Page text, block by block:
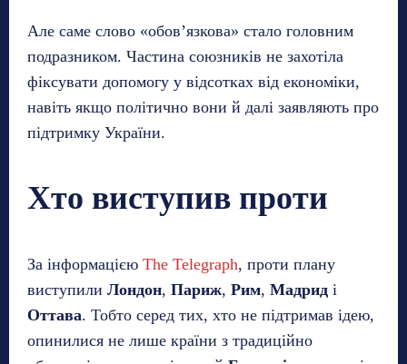
Але саме слово «обов’язкова» стало головним
подразником. Частина союзників не захотіла
фіксувати допомогу у відсотках від економіки,
навіть якщо політично вони й далі заявляють про
підтримку України.
Хто виступив проти
За інформацією The Telegraph, проти плану
виступили Лондон, Париж, Рим, Мадрид і
Оттава. Тобто серед тих, хто не підтримав ідею,
опинилися не лише країни з традиційно